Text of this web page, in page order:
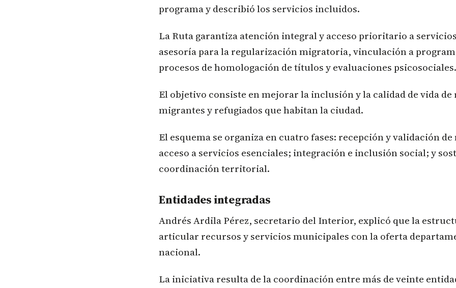
programa y describió los servicios incluidos.
La Ruta garantiza atención integral y acceso prioritario a
asesoría para la regularización migratoria, vinculación a
procesos de homologación de títulos y evaluaciones psicosociales.
El objetivo consiste en mejorar la inclusión y la calidad de vida
migrantes y refugiados que habitan la ciudad.
El esquema se organiza en cuatro fases: recepción y validación
acceso a servicios esenciales; integración e inclusión social; y
coordinación territorial.
Entidades integradas
Andrés Ardila Pérez, secretario del Interior, explicó que la
articular recursos y servicios municipales con la oferta
nacional.
La iniciativa resulta de la coordinación entre más de veinte